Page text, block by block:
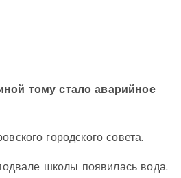
тому стало аварийное
городского совета.
школы появилась вода.